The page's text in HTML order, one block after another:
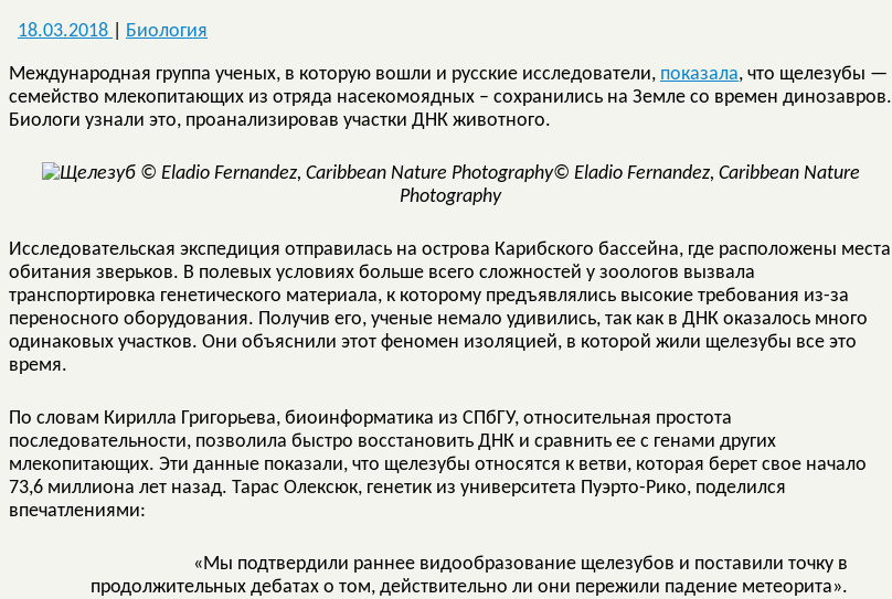
18.03.2018 Биология
Международная группа ученых, в которую вошли и русские исследователи, показала, что щелезубы —
семейство млекопитающих из отряда насекомоядных – сохранились на Земле со времен динозавров.
Биологи узнали это, проанализировав участки ДНК животного.
© Eladio Fernandez, Caribbean Nature
Photography
Исследовательская экспедиция отправилась на острова Карибского бассейна, где расположены места
обитания зверьков. В полевых условиях больше всего сложностей у зоологов вызвала
транспортировка генетического материала, к которому предъявлялись высокие требования из-за
переносного оборудования. Получив его, ученые немало удивились, так как в ДНК оказалось много
одинаковых участков. Они объяснили этот феномен изоляцией, в которой жили щелезубы все это
время.
По словам Кирилла Григорьева, биоинформатика из СПбГУ, относительная простота
последовательности, позволила быстро восстановить ДНК и сравнить ее с генами других
млекопитающих. Эти данные показали, что щелезубы относятся к ветви, которая берет свое начало
73,6 миллиона лет назад. Тарас Олексюк, генетик из университета Пуэрто-Рико, поделился
впечатлениями:
«Мы подтвердили раннее видообразование щелезубов и поставили точку в
продолжительных дебатах о том, действительно ли они пережили падение метеорита».